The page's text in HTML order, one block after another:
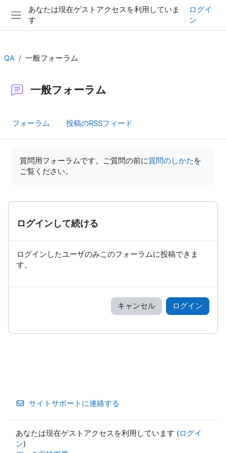
メインコンテンツへスキップする
サイドパネル
あなたは現在ゲストアクセスを利用していま
す
ログイ
ン
QA 一般フォーラム
一般フォーラム
フォーラム 投稿のRSSフィード
質問用フォーラムです。ご質問の前に質問のしかた を
ご覧ください。
ログインして続ける
ログインしたユーザのみこのフォーラムに投稿できま
す。
キャンセル ログイン
サイトサポートに連絡する
あなたは現在ゲストアクセスを利用しています (ログイ
ン)